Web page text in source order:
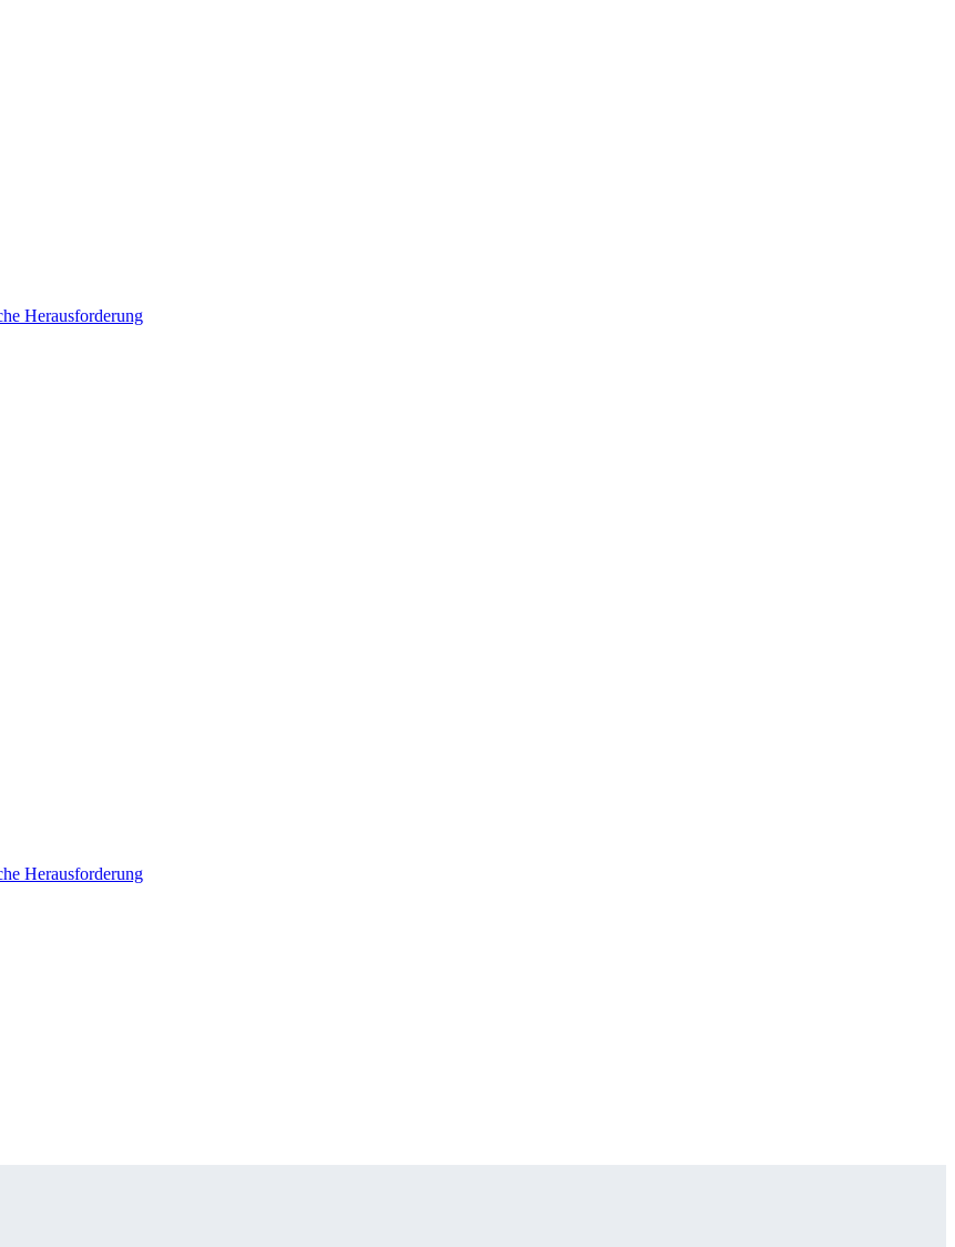
Herausforderung
Herausforderung